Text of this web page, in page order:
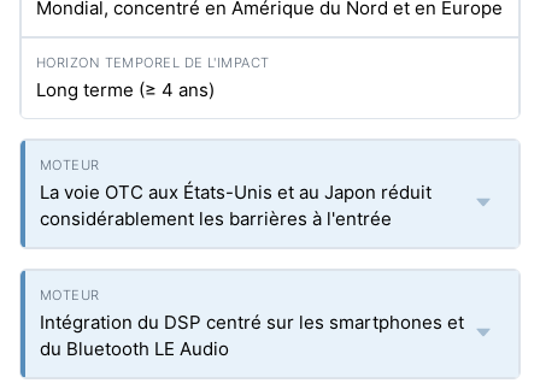
Mondial, concentré en Amérique du Nord et en Europe
Long terme (≥ 4 ans)
La voie OTC aux États-Unis et au Japon réduit
considérablement les barrières à l'entrée
Intégration du DSP centré sur les smartphones et
du Bluetooth LE Audio